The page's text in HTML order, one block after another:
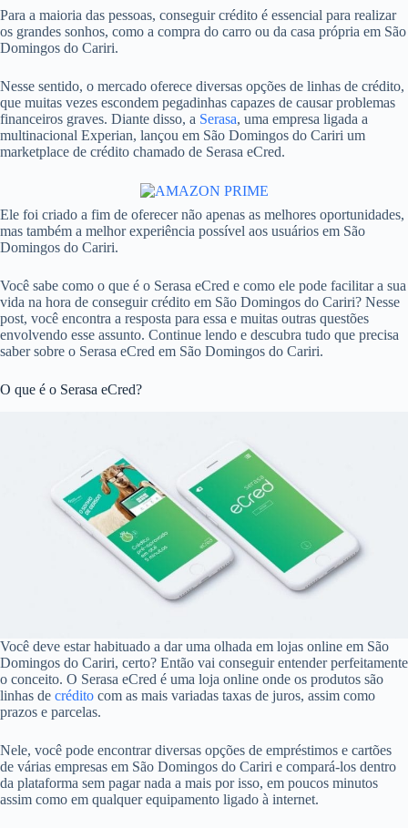
Para a maioria das pessoas, conseguir crédito é essencial para realizar
os grandes sonhos, como a compra do carro ou da casa própria em São
Domingos do Cariri.
Nesse sentido, o mercado oferece diversas opções de linhas de crédito,
que muitas vezes escondem pegadinhas capazes de causar problemas
financeiros graves. Diante disso, a Serasa, uma empresa ligada a
multinacional Experian, lançou em São Domingos do Cariri um
marketplace de crédito chamado de Serasa eCred.
Ele foi criado a fim de oferecer não apenas as melhores oportunidades,
mas também a melhor experiência possível aos usuários em São
Domingos do Cariri.
Você sabe como o que é o Serasa eCred e como ele pode facilitar a sua
vida na hora de conseguir crédito em São Domingos do Cariri? Nesse
post, você encontra a resposta para essa e muitas outras questões
envolvendo esse assunto. Continue lendo e descubra tudo que precisa
saber sobre o Serasa eCred em São Domingos do Cariri.
O que é o Serasa eCred?
Você deve estar habituado a dar uma olhada em lojas online em São
Domingos do Cariri, certo? Então vai conseguir entender perfeitamente
o conceito. O Serasa eCred é uma loja online onde os produtos são
linhas de crédito com as mais variadas taxas de juros, assim como
prazos e parcelas.
Nele, você pode encontrar diversas opções de empréstimos e cartões
de várias empresas em São Domingos do Cariri e compará-los dentro
da plataforma sem pagar nada a mais por isso, em poucos minutos
assim como em qualquer equipamento ligado à internet.